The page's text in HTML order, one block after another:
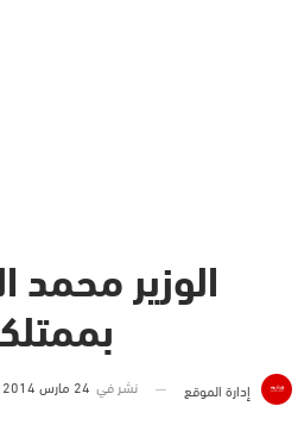
الوزير محمد
إدارة الموقع نشر في 24 مارس 2014 الساعة 19 و 29 دقيقة